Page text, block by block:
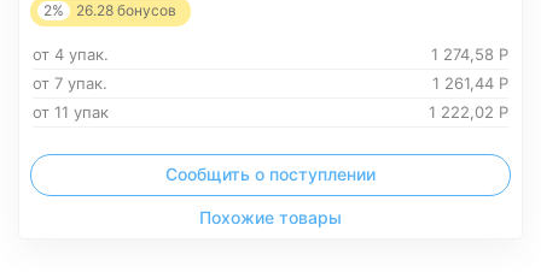
2% 26.28 бонусов
от 4 упак. 1 274,58 Р
от 7 упак.
1 261,44 Р
от 11 упак
1 222,02 Р
Сообщить о поступлении
Похожие товары